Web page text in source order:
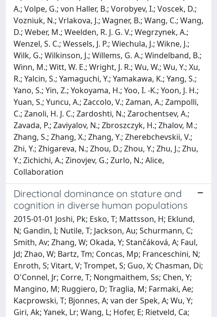
Directional dominance on stature and
cognition in diverse human populations
2015-01-01 Joshi, Pk; Esko, T; Mattsson, H; Eklund,
N; Gandin, I; Nutile, T; Jackson, Au; Schurmann, C;
Smith, Av; Zhang, W; Okada, Y; Stančáková, A; Faul,
Jd; Zhao, W; Bartz, Tm; Concas, Mp; Franceschini, N;
Enroth, S; Vitart, V; Trompet, S; Guo, X; Chasman, Di;
O'Connel, Jr; Corre, T; Nongmaithem, Ss; Chen, Y;
Mangino, M; Ruggiero, D; Traglia, M; Farmaki, Ae;
Kacprowski, T; Bjonnes, A; van der Spek, A; Wu, Y;
Giri, Ak; Yanek, Lr; Wang, L; Hofer, E; Rietveld, Ca;